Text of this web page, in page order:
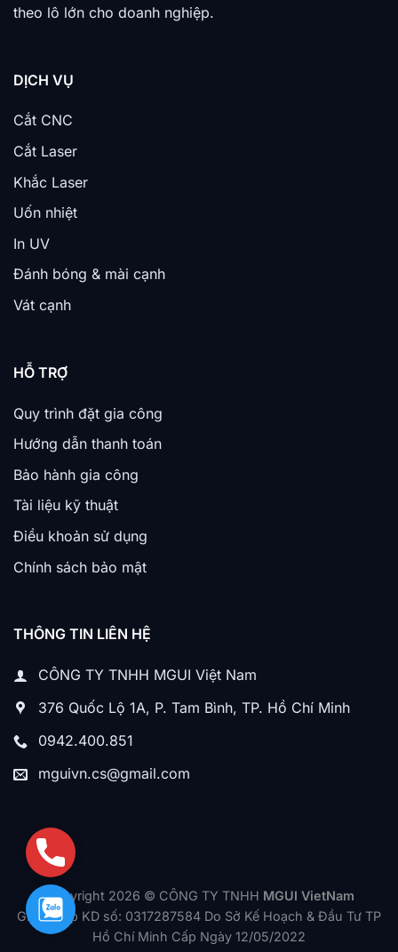
theo lô lớn cho doanh nghiệp.
DỊCH VỤ
Cắt CNC
Cắt Laser
Khắc Laser
Uốn nhiệt
In UV
Đánh bóng & mài cạnh
Vát cạnh
HỖ TRỢ
Quy trình đặt gia công
Hướng dẫn thanh toán
Bảo hành gia công
Tài liệu kỹ thuật
Điều khoản sử dụng
Chính sách bảo mật
THÔNG TIN LIÊN HỆ
CÔNG TY TNHH MGUI Việt Nam
376 Quốc Lộ 1A, P. Tam Bình, TP. Hồ Chí Minh
0942.400.851
mguivn.cs@gmail.com
Copyright 2026 © CÔNG TY TNHH MGUI VietNam
Giấy phép KD số: 0317287584 Do Sở Kế Hoạch & Đầu Tư TP
Hồ Chí Minh Cấp Ngày 12/05/2022
Phone
Zalo